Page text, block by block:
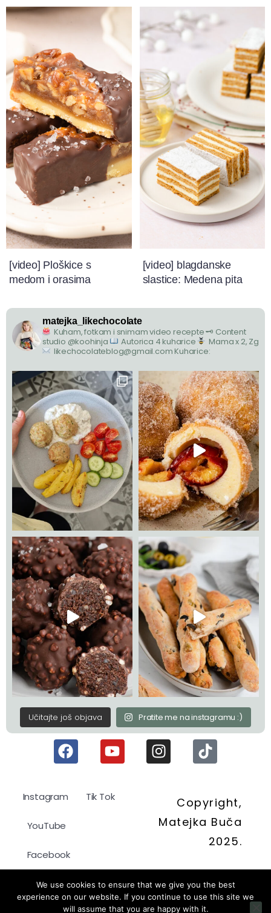
[video] Ploškice s
medom i orasima
[video] blagdanske
slastice: Medena pita
matejka_likechocolate
Kuham, fotkam i snimam video recepte🗝 Content
studio @koohinja
Autorica 4 kuharice
Mama x 2, Zg
likechocolateblog@gmail.com Kuharice:
Učitajte još objava Pratite me na instagramu :)
Instagram Tik Tok
YouTube
Facebook
Politika kolačića
Copyright,
Matejka Buča
2025.
We use cookies to ensure that we give you the best
experience on our website. If you continue to use this site we
will assume that you are happy with it.